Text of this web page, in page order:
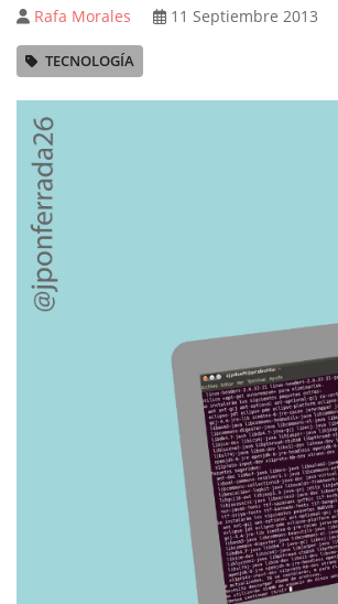
Rafa Morales 11 Septiembre 2013
TECNOLOGÍA